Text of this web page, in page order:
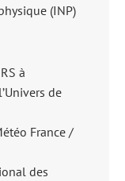
(INP)
à
de
France /
des